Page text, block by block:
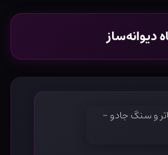
دیوانه‌ساز